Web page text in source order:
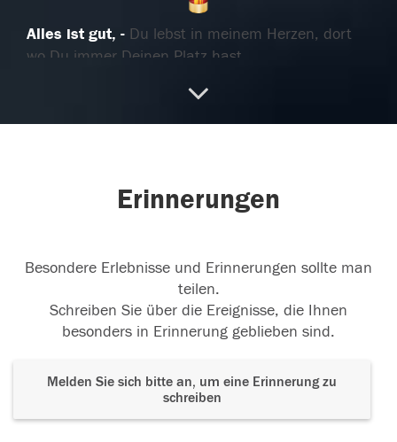
Alles ist gut,
Du lebst in meinem Herzen, dort
wo Du immer Deinen Platz hast.
frei und voller Freude. Und ich freue mich mit Dir
Ich denk an Dich,
und Du bist mir nah, doch
Erinnerungen
Besondere Erlebnisse und Erinnerungen sollte man
teilen.
Schreiben Sie über die Ereignisse, die Ihnen
besonders in Erinnerung geblieben sind.
Melden Sie sich bitte an, um eine Erinnerung zu
schreiben